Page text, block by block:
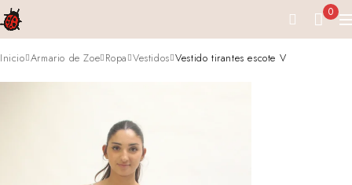
0
Inicio Armario de Zoe Ropa Vestidos Vestido tirantes escote V